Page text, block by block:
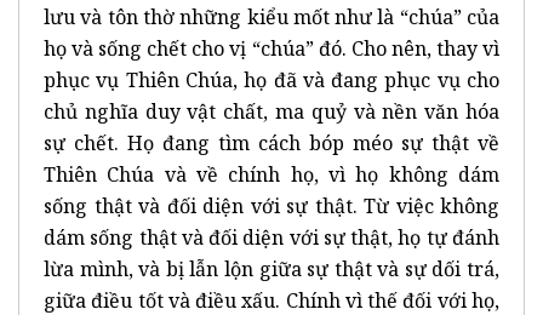
lưu và tôn thờ những kiểu mốt như là “chúa” của
họ và sống chết cho vị “chúa” đó. Cho nên, thay vì
phục vụ Thiên Chúa, họ đã và đang phục vụ cho
chủ nghĩa duy vật chất, ma quỷ và nền văn hóa
sự chết. Họ đang tìm cách bóp méo sự thật về
Thiên Chúa và về chính họ, vì họ không dám
sống thật và đối diện với sự thật. Từ việc không
dám sống thật và đối diện với sự thật, họ tự đánh
lừa mình, và bị lẫn lộn giữa sự thật và sự dối trá,
giữa điều tốt và điều xấu. Chính vì thế đối với họ,